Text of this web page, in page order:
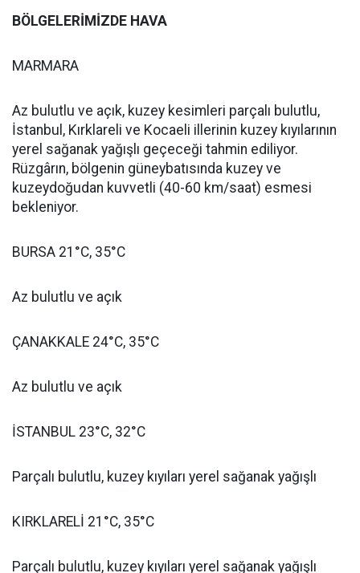
BÖLGELERİMİZDE HAVA
MARMARA
Az bulutlu ve açık, kuzey kesimleri parçalı bulutlu,
İstanbul, Kırklareli ve Kocaeli illerinin kuzey kıyılarının
yerel sağanak yağışlı geçeceği tahmin ediliyor.
Rüzgârın, bölgenin güneybatısında kuzey ve
kuzeydoğudan kuvvetli (40-60 km/saat) esmesi
bekleniyor.
BURSA 21°C, 35°C
Az bulutlu ve açık
ÇANAKKALE 24°C, 35°C
Az bulutlu ve açık
İSTANBUL 23°C, 32°C
Parçalı bulutlu, kuzey kıyıları yerel sağanak yağışlı
KIRKLARELİ 21°C, 35°C
Parçalı bulutlu, kuzey kıyıları yerel sağanak yağışlı